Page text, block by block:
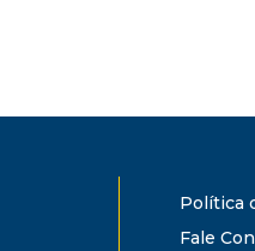
Política
Fale